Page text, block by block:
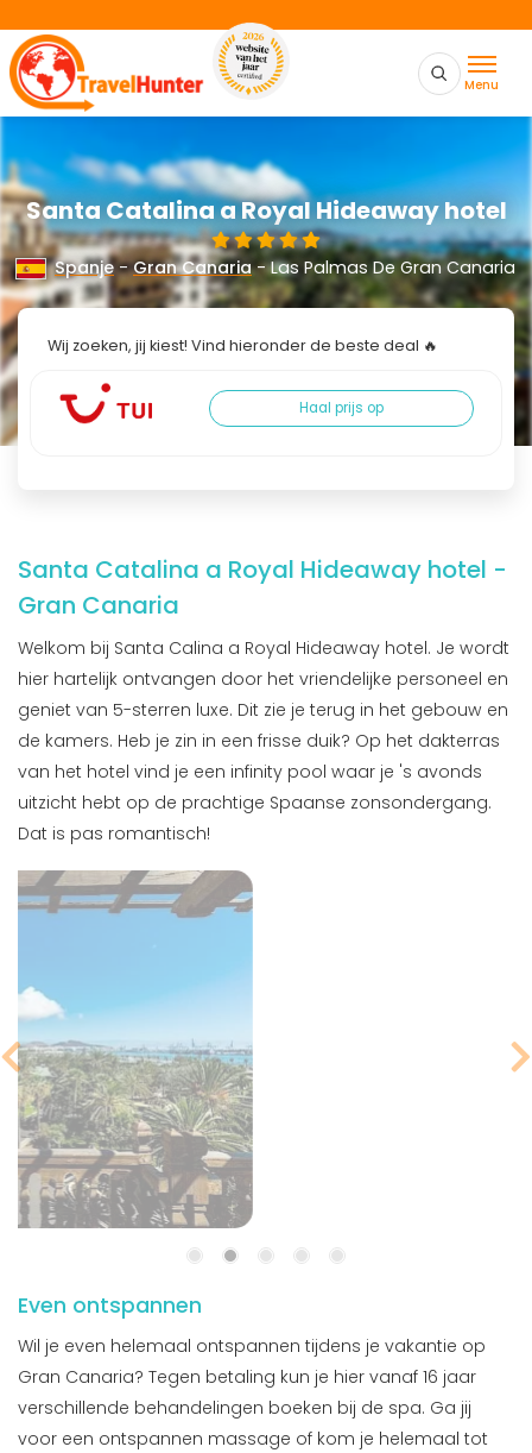
Menu
Santa Catalina a Royal Hideaway hotel
Spanje-Gran Canaria- Las Palmas De Gran Canaria
Wij zoeken, jij kiest! Vind hieronder de beste deal 🔥
Haal prijs op
Santa Catalina a Royal Hideaway hotel -
Gran Canaria
Welkom bij Santa Calina a Royal Hideaway hotel. Je wordt
hier hartelijk ontvangen door het vriendelijke personeel en
geniet van 5-sterren luxe. Dit zie je terug in het gebouw en
de kamers. Heb je zin in een frisse duik? Op het dakterras
van het hotel vind je een infinity pool waar je 's avonds
uitzicht hebt op de prachtige Spaanse zonsondergang.
Dat is pas romantisch!
Even ontspannen
Wil je even helemaal ontspannen tijdens je vakantie op
Gran Canaria? Tegen betaling kun je hier vanaf 16 jaar
verschillende behandelingen boeken bij de spa. Ga jij
voor een ontspannen massage of kom je helemaal tot